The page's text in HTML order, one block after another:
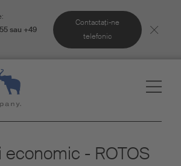
sau +49
Contactaţi-ne
telefonic
economic - ROTOS